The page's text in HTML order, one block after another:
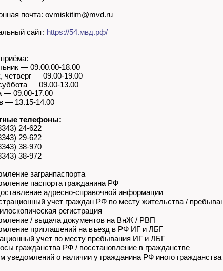
почта: ovmiskitim@mvd.ru
сайт: https://54.мвд.рф/
— 09.00.00-18.00
четверг — 09.00-19.00
— 09.00-13.00
— 09.00-17.00
— 13.15-14.00
телефоны:
24-622
29-622
38-970
38-972
загранпаспорта
паспорта гражданина РФ
адресно-справочной информации
учет граждан РФ по месту жительства /
регистрация
/ выдача документов на ВнЖ / РВП
приглашений на въезд в РФ ИГ и ЛБГ
учет по месту пребывания ИГ и ЛБГ
гражданства РФ / восстановление в гражданстве
уведомлений о наличии у гражданина РФ иного